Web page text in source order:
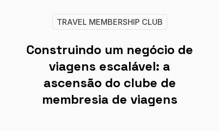
TRAVEL MEMBERSHIP CLUB
Construindo um negócio de
viagens escalável: a
ascensão do clube de
membresia de viagens